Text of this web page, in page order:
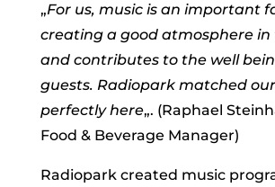
„For us, music is an important
creating a good atmosphere in
and contributes to the well
guests. Radiopark matched
perfectly here„. (Raphael
Food & Beverage Manager)
Radiopark created music